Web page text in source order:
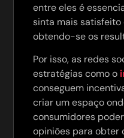
entre eles é
sinta mais
obtendo-se os
Por isso, as redes
estratégias como o
conseguem
criar um espaço
consumidores
opiniões para obter